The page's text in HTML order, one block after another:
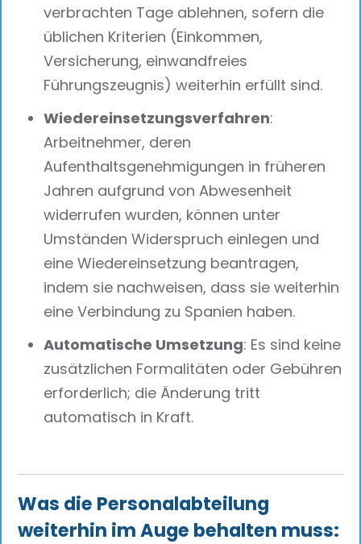
verbrachten Tage ablehnen, sofern die
üblichen Kriterien (Einkommen,
Versicherung, einwandfreies
Führungszeugnis) weiterhin erfüllt sind.
Wiedereinsetzungsverfahren:
Arbeitnehmer, deren
Aufenthaltsgenehmigungen in früheren
Jahren aufgrund von Abwesenheit
widerrufen wurden, können unter
Umständen Widerspruch einlegen und
eine Wiedereinsetzung beantragen,
indem sie nachweisen, dass sie weiterhin
eine Verbindung zu Spanien haben.
Automatische Umsetzung: Es sind keine
zusätzlichen Formalitäten oder Gebühren
erforderlich; die Änderung tritt
automatisch in Kraft.
Was die Personalabteilung
weiterhin im Auge behalten muss: